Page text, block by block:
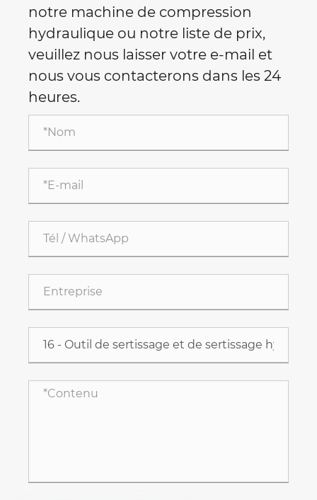
notre machine de compression
hydraulique ou notre liste de prix,
veuillez nous laisser votre e-mail et
nous vous contacterons dans les 24
heures.